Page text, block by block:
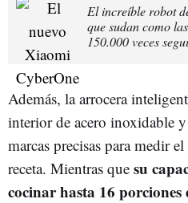
El increíble robot
que sudan como
150.000 veces
Además, la arrocera
interior de acero inoxidable
marcas precisas para medir
receta. Mientras que su
cocinar hasta 16 porciones